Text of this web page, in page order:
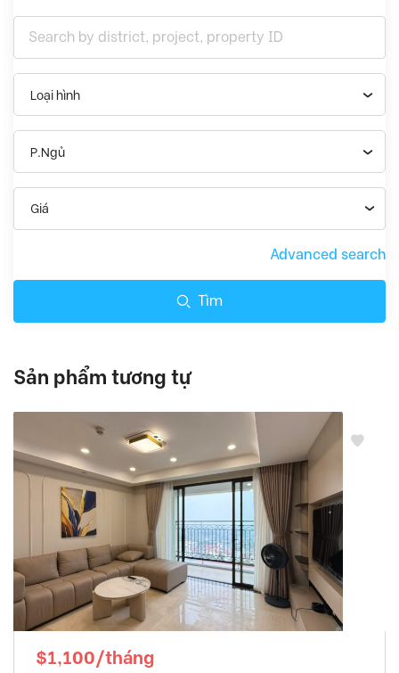
Loại hình
P.Ngủ
Giá
Advanced search
Tìm
Sản phẩm tương tự
$1,100/tháng